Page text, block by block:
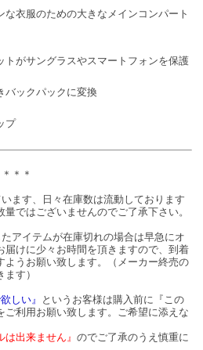
な衣服のための大きなメインコンパート
トがサングラスやスマートフォンを保護
バックパックに変換
プ
＊＊＊
ます、日々在庫数は流動しております
ではございませんのでご了承下さい。
アイテムが在庫切れの場合は早急にオ
届けに少々お時間を頂きますので、到着
ようお願い致します。（メーカー終売の
す）
しい』
というお客様は購入前に『この
ご利用お願い致します。ご希望に添えな
は出来ません』 のでご了承のうえ慎重に